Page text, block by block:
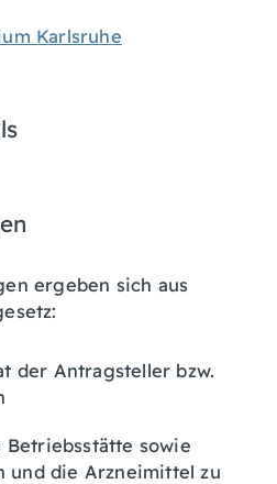
Karlsruhe
ergeben sich aus
der Antragsteller bzw.
sowie
und die Arzneimittel zu